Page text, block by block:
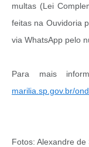
multas (Lei
feitas na Ouvidoria
via WhatsApp pelo
Para mais
marilia.sp.gov.br/
Fotos: Alexandre